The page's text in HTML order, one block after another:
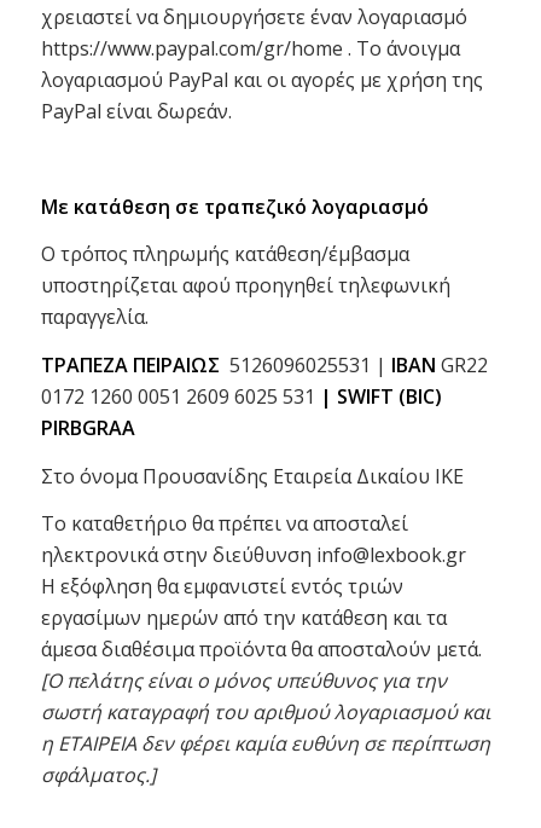
χρειαστεί να δημιουργήσετε έναν λογαριασμό
https://www.paypal.com/gr/home . Το άνοιγμα
λογαριασμού PayPal και οι αγορές με χρήση της
PayPal είναι δωρεάν.
Με κατάθεση σε τραπεζικό λογαριασμό
Ο τρόπος πληρωμής κατάθεση/έμβασμα
υποστηρίζεται αφού προηγηθεί τηλεφωνική
παραγγελία.
ΤΡΑΠΕΖΑ ΠΕΙΡΑΙΩΣ 5126096025531 | IBAN GR22
0172 1260 0051 2609 6025 531 | SWIFT (BIC)
PIRBGRAA
Στο όνομα Προυσανίδης Εταιρεία Δικαίου ΙΚΕ
Το καταθετήριο θα πρέπει να αποσταλεί
ηλεκτρονικά στην διεύθυνση info@lexbook.gr
Η εξόφληση θα εμφανιστεί εντός τριών
εργασίμων ημερών από την κατάθεση και τα
άμεσα διαθέσιμα προϊόντα θα αποσταλούν μετά.
[Ο πελάτης είναι ο μόνος υπεύθυνος για την
σωστή καταγραφή του αριθμού λογαριασμού και
η ΕΤΑΙΡΕΙΑ δεν φέρει καμία ευθύνη σε περίπτωση
σφάλματος.]